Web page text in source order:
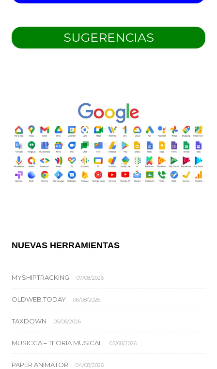
SUGERENCIAS
NUEVAS HERRAMIENTAS
MYSHIPTRACKING 07/08/2026
OLDWEB.TODAY 06/08/2026
TAXDOWN 05/08/2026
MUSICCA – TEORÍA MUSICAL 05/08/2026
PAPER ANIMATOR 04/08/2026